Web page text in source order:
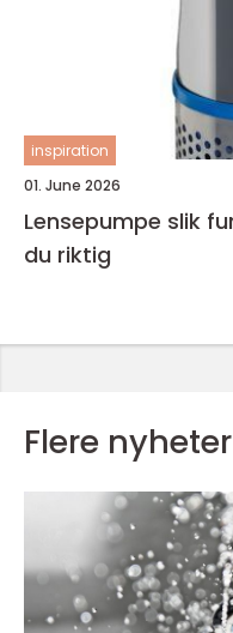
inspiration
01. June 2026
Lensepumpe slik fungerer den og slik velger
du riktig
Flere nyheter